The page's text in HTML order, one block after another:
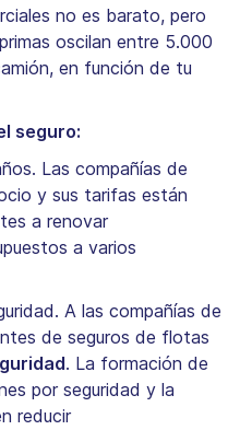
no es barato, pero
oscilan entre 5.000
en función de tu
seguro:
Las compañías de
y sus tarifas están
a renovar
a varios
A las compañías de
de seguros de flotas
. La formación de
por seguridad y la
reducir